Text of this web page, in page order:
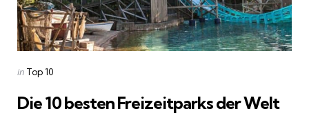
Categories
Posted
in Top 10
Die 10 besten Freizeitparks der Welt